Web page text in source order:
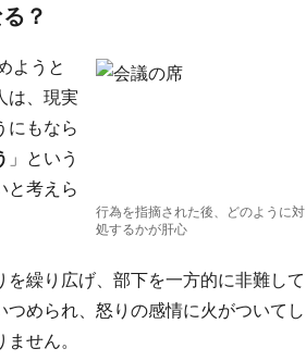
？
行為を指摘された後、どのように対
処するかが肝心
ようと
は、現実
にもなら
」という
と考えら
繰り広げ、部下を一方的に非難して
められ、怒りの感情に火がついてし
せん。